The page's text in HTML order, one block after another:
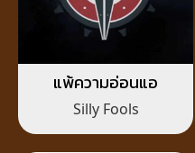
แพ้ความอ่อนแอ
Silly Fools